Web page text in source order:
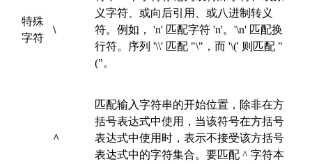
特殊
字符
\
义字符、或向后引用、或八进制转义
符。例如， 'n' 匹配字符 'n'。'\n' 匹配换
行符。序列 '\\' 匹配 "\"，而 '\(' 则匹配 "
("。
^
匹配输入字符串的开始位置，除非在方
括号表达式中使用，当该符号在方括号
表达式中使用时，表示不接受该方括号
表达式中的字符集合。要匹配 ^ 字符本